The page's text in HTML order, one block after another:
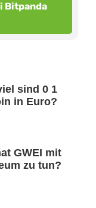
Bitpanda
sind 0 1
in Euro?
GWEI mit
zu tun?